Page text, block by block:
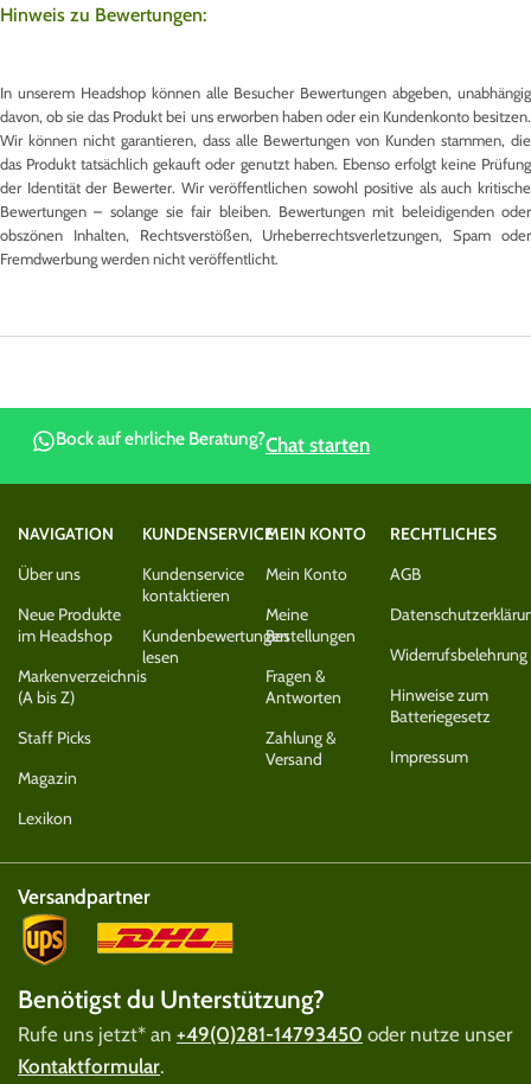
Hinweis zu Bewertungen:
In unserem Headshop können alle Besucher Bewertungen abgeben, unabhängig
davon, ob sie das Produkt bei uns erworben haben oder ein Kundenkonto besitzen.
Wir können nicht garantieren, dass alle Bewertungen von Kunden stammen, die
das Produkt tatsächlich gekauft oder genutzt haben. Ebenso erfolgt keine Prüfung
der Identität der Bewerter. Wir veröffentlichen sowohl positive als auch kritische
Bewertungen – solange sie fair bleiben. Bewertungen mit beleidigenden oder
obszönen Inhalten, Rechtsverstößen, Urheberrechtsverletzungen, Spam oder
Fremdwerbung werden nicht veröffentlicht.
Bock auf ehrliche Beratung?Chat starten
NAVIGATION
Über uns
Neue Produkte
im Headshop
Markenverzeichnis
(A bis Z)
Staff Picks
Magazin
Lexikon
KUNDENSERVICE
Kundenservice
kontaktieren
Kundenbewertungen
lesen
MEIN KONTO
Mein Konto
Meine
Bestellungen
Fragen &
Antworten
Zahlung &
Versand
RECHTLICHES
AGB
Widerrufsbelehrung
Hinweise zum
Batteriegesetz
Impressum
Versandpartner
Benötigst du Unterstützung?
Rufe uns jetzt* an +49(0)281-14793450 oder nutze unser
Kontaktformular.